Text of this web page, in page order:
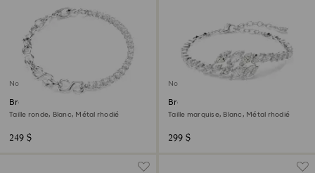
Nouveau
Bracelet Matrix
Taille ronde, Blanc, Métal rhodié
249 $
Nouveau
Bracelet Mesmera
Taille marquise, Blanc, Métal rhodié
299 $